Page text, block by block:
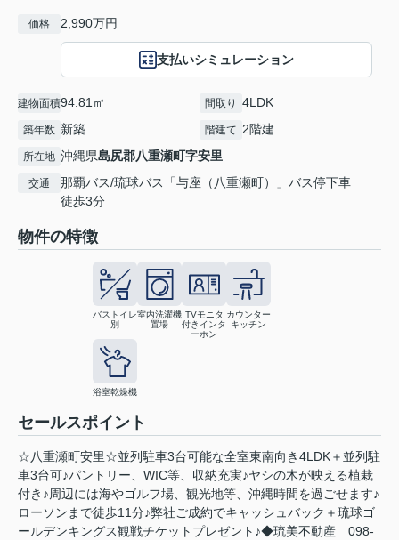
価格 2,990万円
支払いシミュレーション
建物面積94.81㎡ 間取り 4LDK
築年数 新築 階建て 2階建
所在地 沖縄県島尻郡八重瀬町字安里
交通
那覇バス/琉球バス「与座（八重瀬町）」バス停下車
徒歩3分
物件の特徴
バストイレ
別
室内洗濯機
置場
TVモニタ
付きインタ
ーホン
カウンター
キッチン
浴室乾燥機
セールスポイント
☆八重瀬町安里☆並列駐車3台可能な全室東南向き4LDK＋並列駐
車3台可♪パントリー、WIC等、収納充実♪ヤシの木が映える植栽
付き♪周辺には海やゴルフ場、観光地等、沖縄時間を過ごせます♪
ローソンまで徒歩11分♪弊社ご成約でキャッシュバック＋琉球ゴ
ールデンキングス観戦チケットプレゼント♪◆琉美不動産 098-